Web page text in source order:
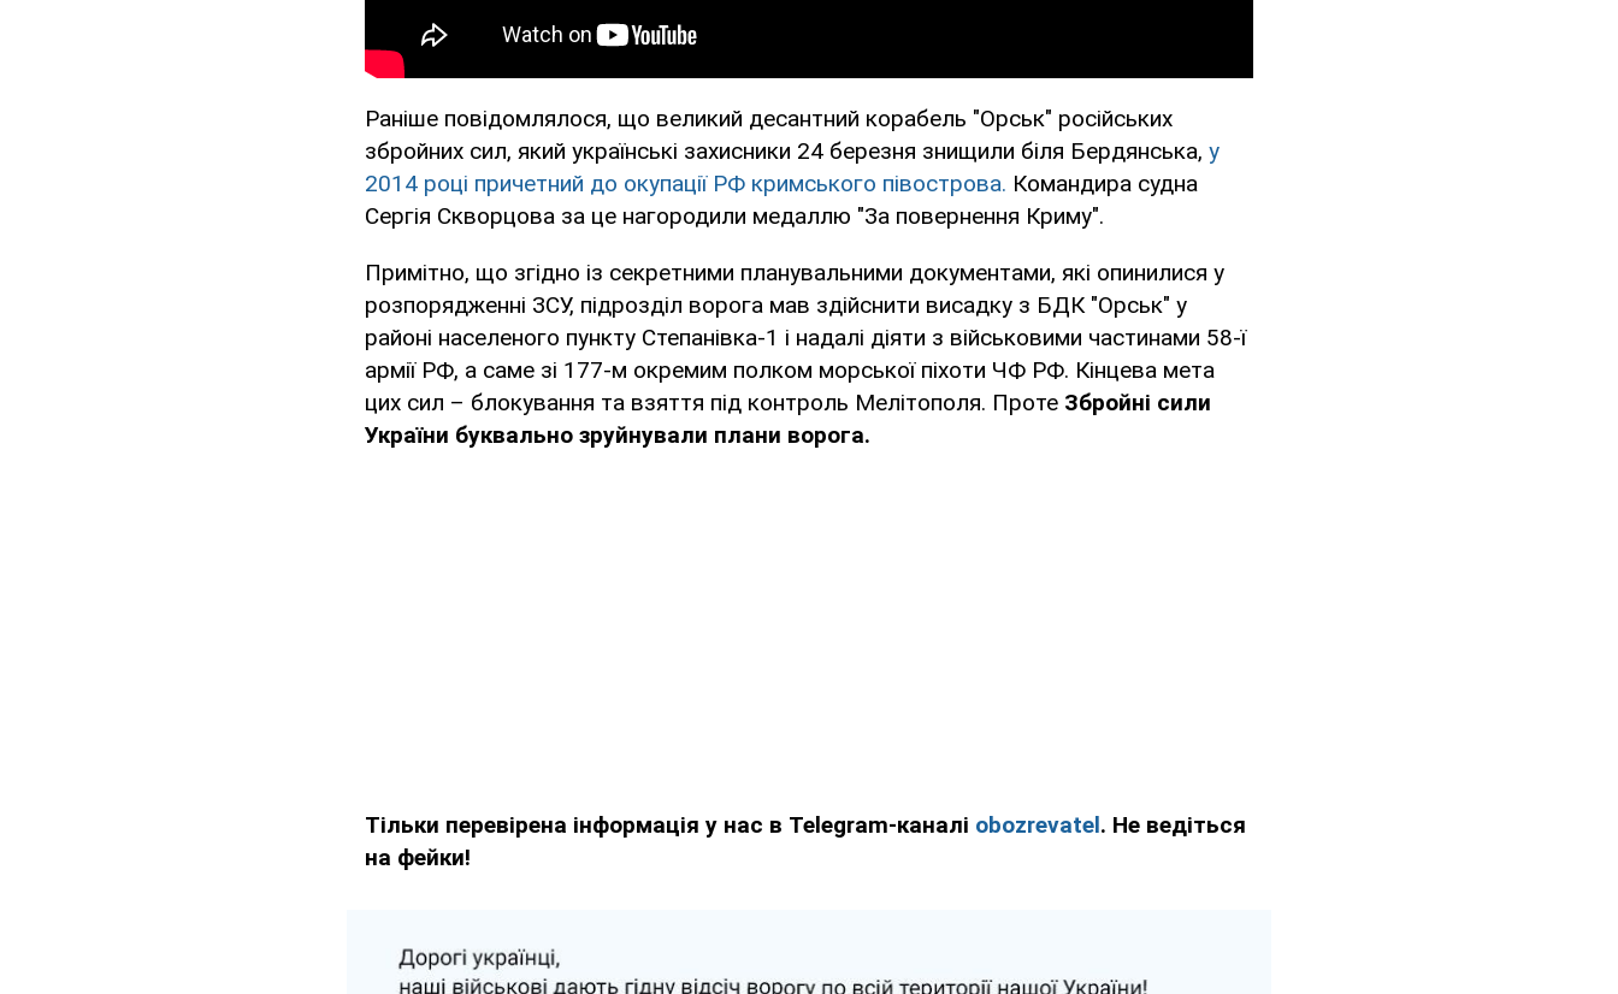
Раніше повідомлялося, що великий десантний корабель "Орськ" російських
збройних сил, який українські захисники 24 березня знищили біля Бердянська, у
2014 році причетний до окупації РФ кримського півострова. Командира судна
Сергія Скворцова за це нагородили медаллю "За повернення Криму".
Примітно, що згідно із секретними планувальними документами, які опинилися у
розпорядженні ЗСУ, підрозділ ворога мав здійснити висадку з БДК "Орськ" у
районі населеного пункту Степанівка-1 і надалі діяти з військовими частинами 58-ї
армії РФ, а саме зі 177-м окремим полком морської піхоти ЧФ РФ. Кінцева мета
цих сил – блокування та взяття під контроль Мелітополя. Проте Збройні сили
України буквально зруйнували плани ворога.
Тільки перевірена інформація у нас в Telegram-каналі obozrevatel. Не ведіться
на фейки!